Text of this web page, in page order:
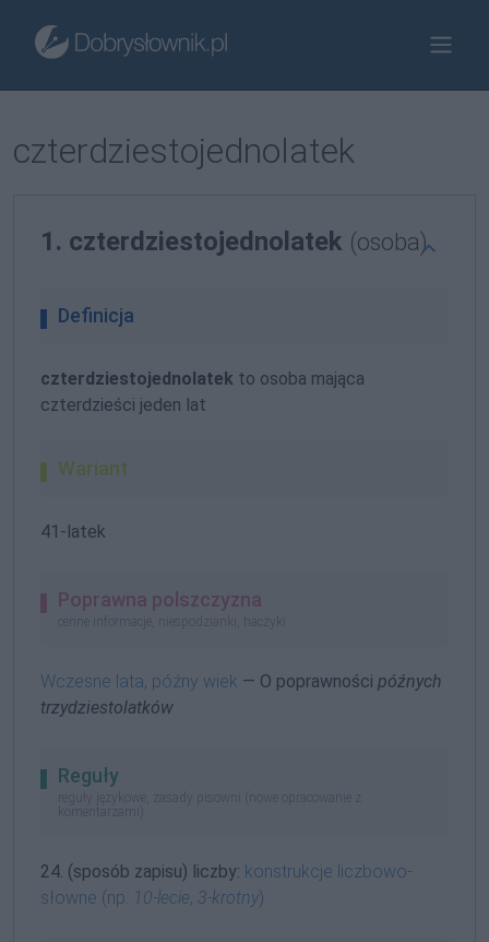
czterdziestojednolatek
1. czterdziestojednolatek (osoba)
Definicja
czterdziestojednolatek to osoba mająca
czterdzieści jeden lat
Wariant
41-latek
Poprawna polszczyzna
cenne informacje, niespodzianki, haczyki
Wczesne lata, późny wiek — O poprawności późnych
trzydziestolatków
Reguły
reguły językowe, zasady pisowni (nowe opracowanie z
komentarzami)
24. (sposób zapisu) liczby: konstrukcje liczbowo-
słowne (np. 10-lecie, 3-krotny)